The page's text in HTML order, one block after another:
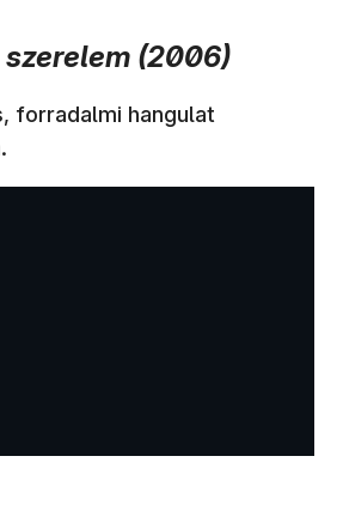
(2006)
forradalmi hangulat